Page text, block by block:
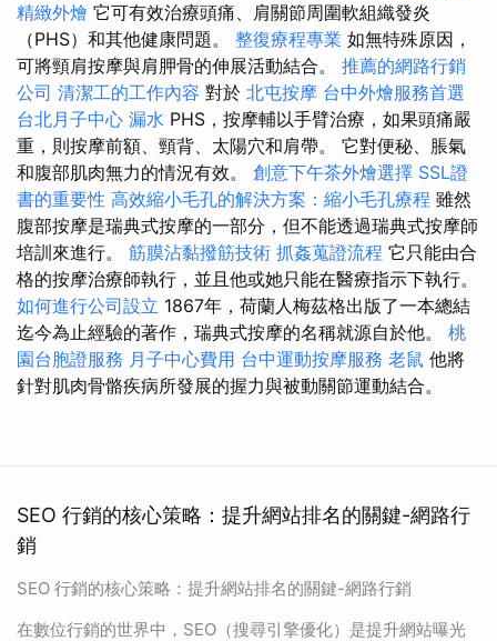
精緻外燴 它可有效治療頭痛、肩關節周圍軟組織發炎
（PHS）和其他健康問題。 整復療程專業 如無特殊原因，
可將頸肩按摩與肩胛骨的伸展活動結合。 推薦的網路行銷
公司 清潔工的工作內容 對於 北屯按摩 台中外燴服務首選
台北月子中心 漏水 PHS，按摩輔以手臂治療，如果頭痛嚴
重，則按摩前額、頸背、太陽穴和肩帶。 它對便秘、脹氣
和腹部肌肉無力的情況有效。 創意下午茶外燴選擇 SSL證
書的重要性 高效縮小毛孔的解決方案：縮小毛孔療程 雖然
腹部按摩是瑞典式按摩的一部分，但不能透過瑞典式按摩師
培訓來進行。 筋膜沾黏撥筋技術 抓姦蒐證流程 它只能由合
格的按摩治療師執行，並且他或她只能在醫療指示下執行。
如何進行公司設立 1867年，荷蘭人梅茲格出版了一本總結
迄今為止經驗的著作，瑞典式按摩的名稱就源自於他。 桃
園台胞證服務 月子中心費用 台中運動按摩服務 老鼠 他將
針對肌肉骨骼疾病所發展的握力與被動關節運動結合。
SEO 行銷的核心策略：提升網站排名的關鍵-網路行
銷
SEO 行銷的核心策略：提升網站排名的關鍵-網路行銷
在數位行銷的世界中，SEO（搜尋引擎優化）是提升網站曝光